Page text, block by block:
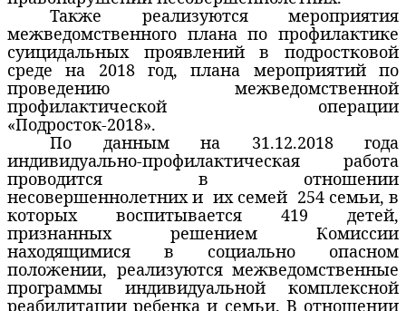
Также реализуются мероприятия
межведомственного плана по профилактике
суицидальных проявлений в подростковой
среде на 2018 год, плана мероприятий по
проведению межведомственной
профилактической операции
«Подросток-2018».
По данным на 31.12.2018 года
индивидуально-профилактическая работа
проводится в отношении
несовершеннолетних и их семей 254 семьи, в
которых воспитывается 419 детей,
признанных решением Комиссии
находящимися в социально опасном
положении, реализуются межведомственные
программы индивидуальной комплексной
реабилитации ребенка и семьи. В отношении